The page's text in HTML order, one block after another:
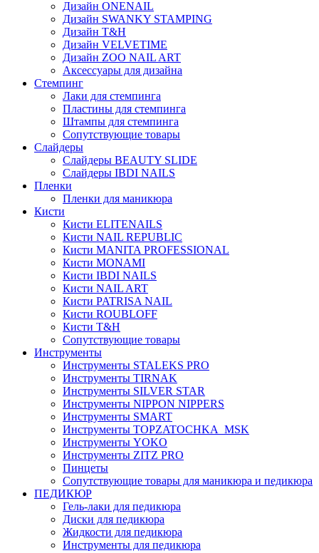
Дизайн ONENAIL
Дизайн SWANKY STAMPING
Дизайн T&H
Дизайн VELVETIME
Дизайн ZOO NAIL ART
Аксессуары для дизайна
Стемпинг
Лаки для стемпинга
Пластины для стемпинга
Штампы для стемпинга
Сопутствующие товары
Слайдеры
Слайдеры BEAUTY SLIDE
Слайдеры IBDI NAILS
Пленки
Пленки для маникюра
Кисти
Кисти ELITENAILS
Кисти NAIL REPUBLIC
Кисти MANITA PROFESSIONAL
Кисти MONAMI
Кисти IBDI NAILS
Кисти NAIL ART
Кисти PATRISA NAIL
Кисти ROUBLOFF
Кисти T&H
Сопутствующие товары
Инструменты
Инструменты STALEKS PRO
Инструменты TIRNAK
Инструменты SILVER STAR
Инструменты NIPPON NIPPERS
Инструменты SMART
Инструменты TOPZATOCHKA_MSK
Инструменты YOKO
Инструменты ZITZ PRO
Пинцеты
Сопутствующие товары для маникюра и педикюра
ПЕДИКЮР
Гель-лаки для педикюра
Диски для педикюра
Жидкости для педикюра
Инструменты для педикюра